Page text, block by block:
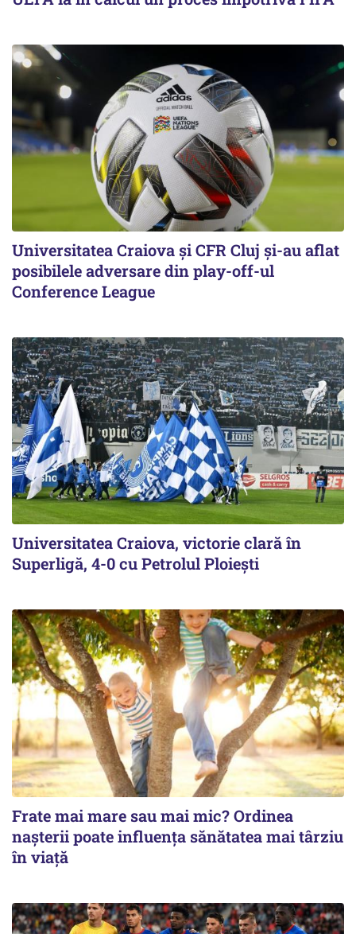
Universitatea Craiova și CFR Cluj și-au aflat
posibilele adversare din play-off-ul
Conference League
Universitatea Craiova, victorie clară în
Superligă, 4-0 cu Petrolul Ploieşti
Frate mai mare sau mai mic? Ordinea
nașterii poate influența sănătatea mai târziu
în viață